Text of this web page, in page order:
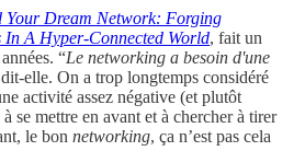
Your Dream Network: Forging
A Hyper-Connected World, fait un
“Le networking a besoin d'une
elle. On a trop longtemps considéré
activité assez négative (et plutôt
se mettre en avant et à chercher à tirer
le bon networking, ça n’est pas cela